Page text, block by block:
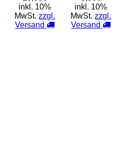
inkl. 10%
MwSt.zzgl.
Versand
inkl. 10%
MwSt.zzgl.
Versand